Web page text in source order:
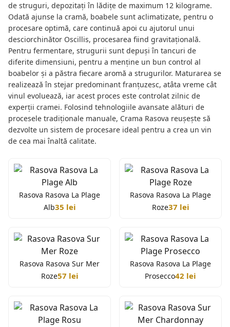
de struguri, depozitați în lădițe de maximum 12 kilograme.
Odată ajunse la cramă, boabele sunt aclimatizate, pentru o
procesare optimă, care continuă apoi cu ajutorul unui
desciorchinător Oscillis, procesarea fiind gravitațională.
Pentru fermentare, strugurii sunt depuși în tancuri de
diferite dimensiuni, pentru a menține un bun control al
boabelor și a păstra fiecare aromă a strugurilor. Maturarea se
realizează în stejar predominant franțuzesc, atâta vreme cât
vinul evoluează, iar acest proces este controlat zilnic de
experții cramei. Folosind tehnologiile avansate alături de
procesele tradiționale manuale, Crama Rasova reușește să
dezvolte un sistem de procesare ideal pentru a crea un vin
de cea mai înaltă calitate.
Rasova Rasova La Plage
Alb35 lei
Rasova Rasova La Plage
Roze37 lei
Rasova Rasova Sur Mer
Roze57 lei
Rasova Rasova La Plage
Prosecco42 lei